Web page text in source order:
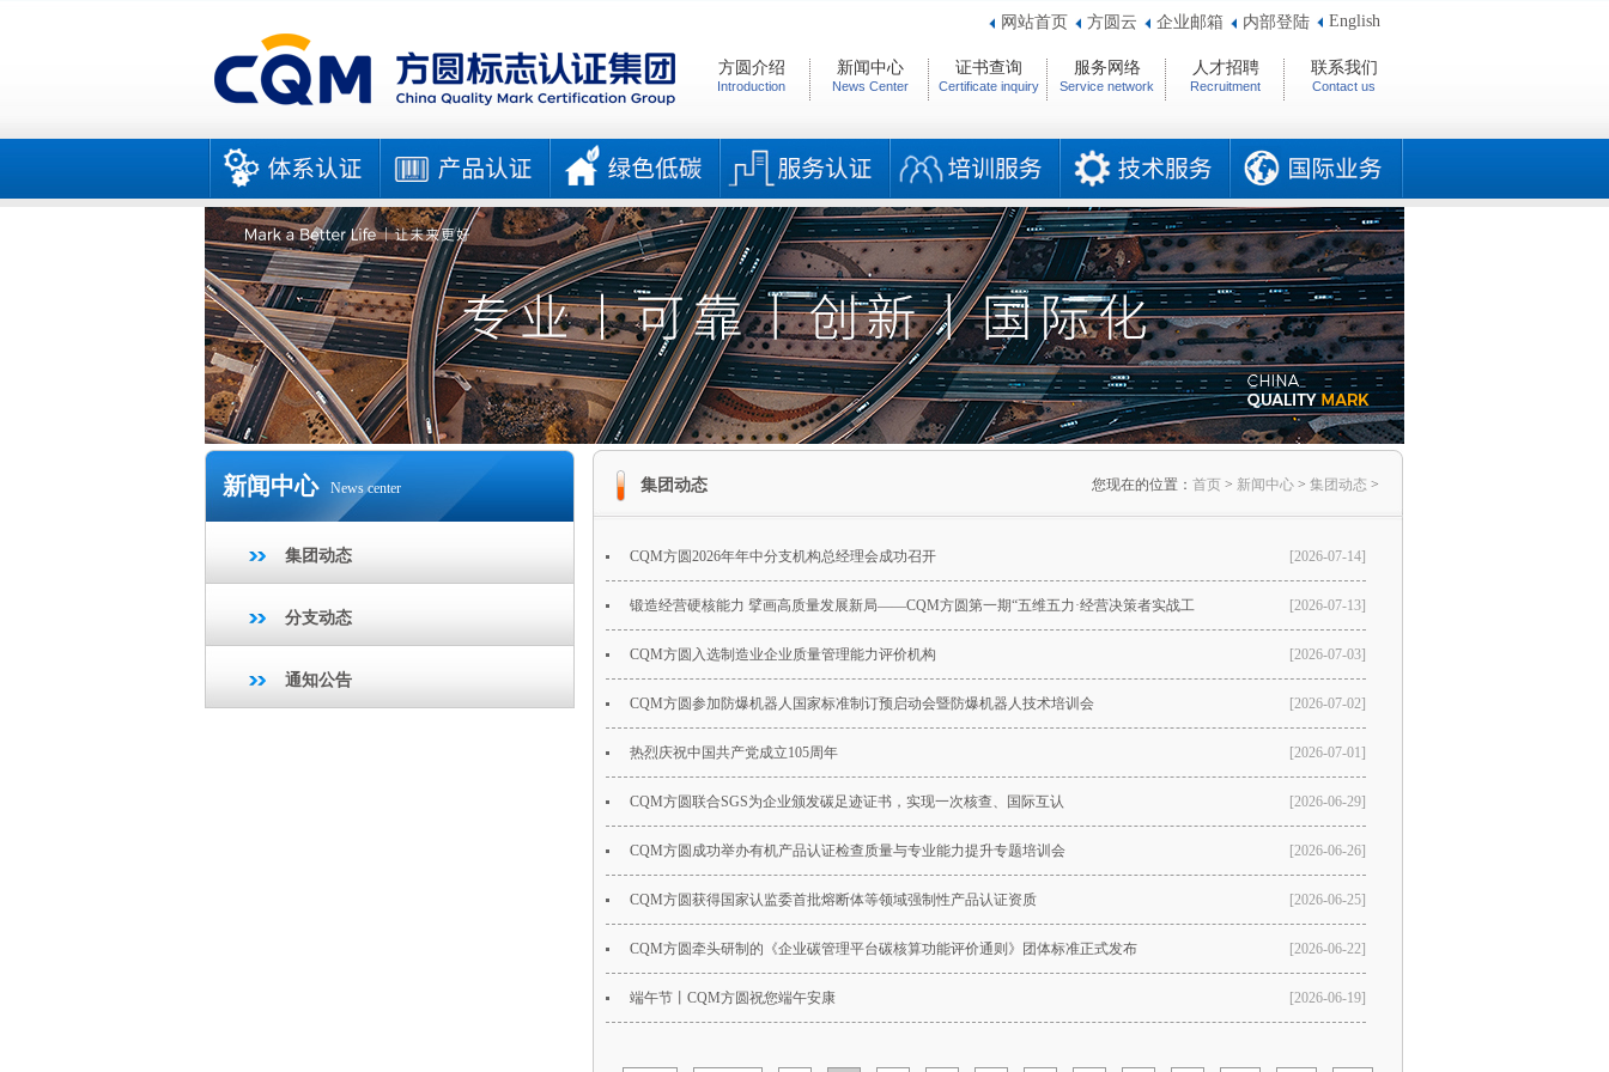
网站首页 方圆云 企业邮箱 内部登陆 English
方圆介绍
Introduction
新闻中心
News Center
证书查询
Certificate inquiry
服务网络
Service network
人才招聘
Recruitment
联系我们
Contact us
新闻中心 News center
集团动态
分支动态
通知公告
集团动态 您现在的位置： 首页 > 新闻中心 > 集团动态 >
CQM方圆2026年年中分支机构总经理会成功召开 [2026-07-14]
锻造经营硬核能力 擘画高质量发展新局——CQM方圆第一期“五维五力·经营决策者实战工
坊”完美落幕
[2026-07-13]
CQM方圆入选制造业企业质量管理能力评价机构 [2026-07-03]
CQM方圆参加防爆机器人国家标准制订预启动会暨防爆机器人技术培训会 [2026-07-02]
热烈庆祝中国共产党成立105周年 [2026-07-01]
CQM方圆联合SGS为企业颁发碳足迹证书，实现一次核查、国际互认 [2026-06-29]
CQM方圆成功举办有机产品认证检查质量与专业能力提升专题培训会 [2026-06-26]
CQM方圆获得国家认监委首批熔断体等领域强制性产品认证资质 [2026-06-25]
CQM方圆牵头研制的《企业碳管理平台碳核算功能评价通则》团体标准正式发布 [2026-06-22]
端午节丨CQM方圆祝您端午安康 [2026-06-19]